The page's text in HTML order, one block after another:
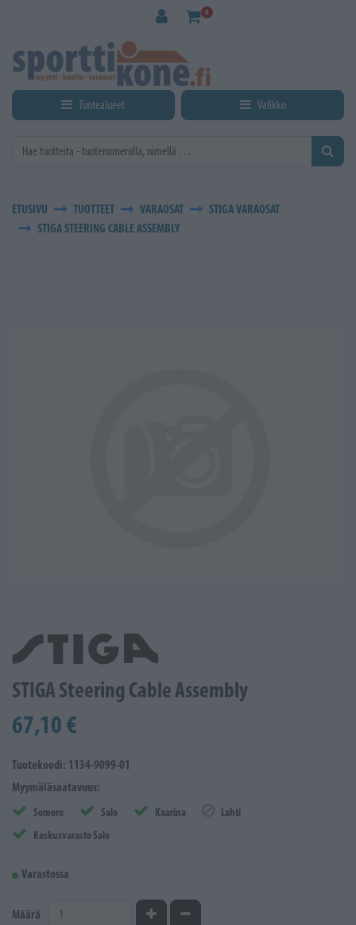
0
Tuotealueet Valikko
ETUSIVU TUOTTEET VARAOSAT
STIGA VARAOSAT
STIGA STEERING CABLE ASSEMBLY
STIGA Steering Cable Assembly
67,10 €
Tuotekoodi: 1134-9099-01
Myymäläsaatavuus:
Somero Salo Kaarina
Lahti
Keskusvarasto Salo
Varastossa
Määrä Kasvata määrääVähennä määrää